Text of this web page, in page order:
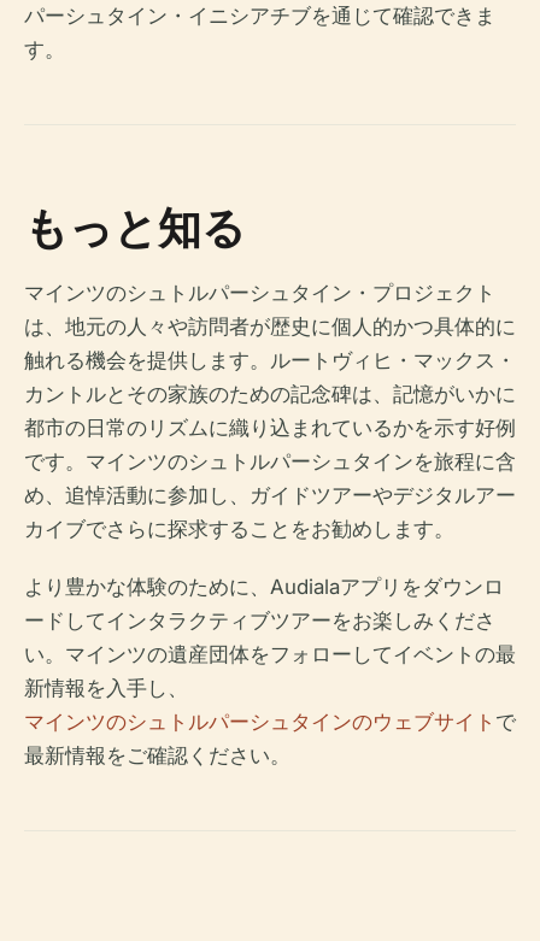
パーシュタイン・イニシアチブを通じて確認できま
す。
もっと知る
マインツのシュトルパーシュタイン・プロジェクト
は、地元の人々や訪問者が歴史に個人的かつ具体的に
触れる機会を提供します。ルートヴィヒ・マックス・
カントルとその家族のための記念碑は、記憶がいかに
都市の日常のリズムに織り込まれているかを示す好例
です。マインツのシュトルパーシュタインを旅程に含
め、追悼活動に参加し、ガイドツアーやデジタルアー
カイブでさらに探求することをお勧めします。
より豊かな体験のために、Audialaアプリをダウンロ
ードしてインタラクティブツアーをお楽しみくださ
い。マインツの遺産団体をフォローしてイベントの最
新情報を入手し、
マインツのシュトルパーシュタインのウェブサイト で
最新情報をご確認ください。